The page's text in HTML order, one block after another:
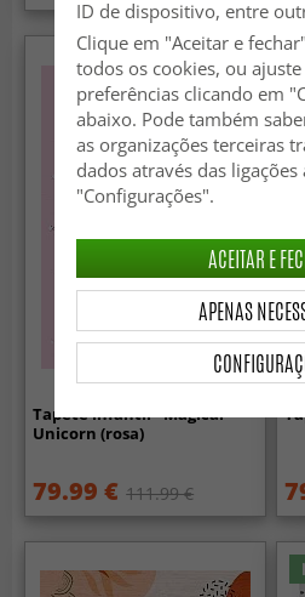
Tapete infantil - Magical
Unicorn (rosa)
79.99 € 111.99 €
ID de dispositivo, entre
Clique em "Aceitar e
todos os cookies, ou ajuste
preferências clicando em
abaixo. Pode também
as organizações terceiras
dados através das ligações
"Configurações".
APENAS
ACEITAR E